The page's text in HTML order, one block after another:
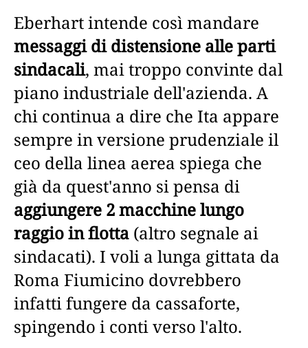
Eberhart intende così mandare
messaggi di distensione alle parti
sindacali, mai troppo convinte dal
piano industriale dell'azienda. A
chi continua a dire che Ita appare
sempre in versione prudenziale il
ceo della linea aerea spiega che
già da quest'anno si pensa di
aggiungere 2 macchine lungo
raggio in flotta (altro segnale ai
sindacati). I voli a lunga gittata da
Roma Fiumicino dovrebbero
infatti fungere da cassaforte,
spingendo i conti verso l'alto.